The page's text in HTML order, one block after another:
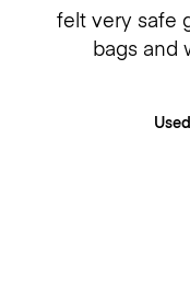
felt very safe
bags and